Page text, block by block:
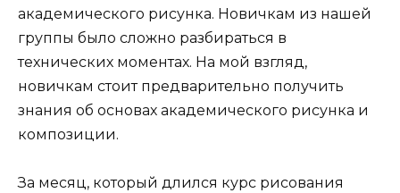
академического рисунка. Новичкам из нашей
группы было сложно разбираться в
технических моментах. На мой взгляд,
новичкам стоит предварительно получить
знания об основах академического рисунка и
композиции.
За месяц, который длился курс рисования